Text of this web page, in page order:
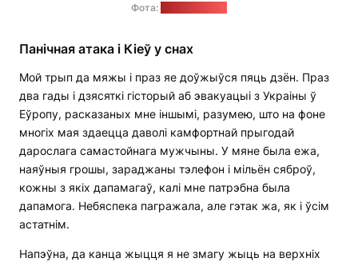
Фота:
Панічная атака і Кіеў у снах
Мой трып да мяжы і праз яе доўжыўся пяць дзён. Праз
два гады і дзясяткі гісторый аб эвакуацыі з Украіны ў
Еўропу, расказаных мне іншымі, разумею, што на фоне
многіх мая здаецца даволі камфортнай прыгодай
дарослага самастойнага мужчыны. У мяне была ежа,
наяўныя грошы, зараджаны тэлефон і мільён сяброў,
кожны з якіх дапамагаў, калі мне патрэбна была
дапамога. Небяспека пагражала, але гэтак жа, як і ўсім
астатнім.
Напэўна, да канца жыцця я не змагу жыць на верхніх